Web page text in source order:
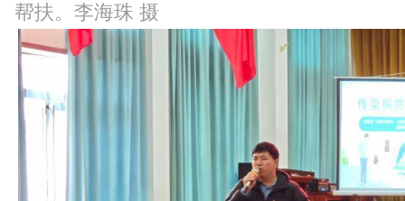
帮扶。李海珠 摄